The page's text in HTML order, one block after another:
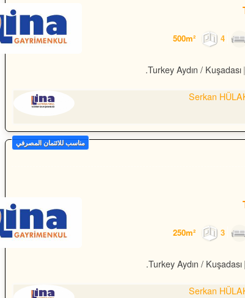
4
Turkey Aydın / Kuşadası
Serkan
مناسب للائتمان المصرفي
3
Turkey Aydın / Kuşadası
Serkan